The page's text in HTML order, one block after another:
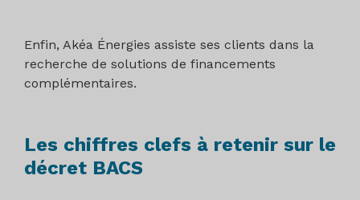
Enfin, Akéa Énergies assiste ses clients dans la
recherche de solutions de financements
complémentaires.
Les chiffres clefs à retenir sur le
décret BACS